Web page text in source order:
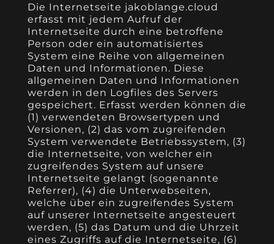
Die Internetseite jakoblange.cloud
erfasst mit jedem Aufruf der
Internetseite durch eine betroffene
Person oder ein automatisiertes
System eine Reihe von allgemeinen
Daten und Informationen. Diese
allgemeinen Daten und Informationen
werden in den Logfiles des Servers
gespeichert. Erfasst werden können die
(1) verwendeten Browsertypen und
Versionen, (2) das vom zugreifenden
System verwendete Betriebssystem, (3)
die Internetseite, von welcher ein
zugreifendes System auf unsere
Internetseite gelangt (sogenannte
Referrer), (4) die Unterwebseiten,
welche über ein zugreifendes System
auf unserer Internetseite angesteuert
werden, (5) das Datum und die Uhrzeit
eines Zugriffs auf die Internetseite, (6)